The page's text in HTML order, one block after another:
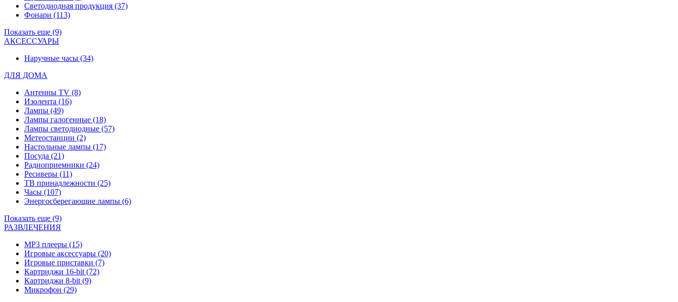
Светодиодная продукция (37)
Фонари (113)
Показать еще (9)
АКСЕССУАРЫ
Наручные часы (34)
ДЛЯ ДОМА
Антенны TV (8)
Изолента (16)
Лампы (49)
Лампы галогенные (18)
Лампы светодиодные (57)
Метеостанции (2)
Настольные лампы (17)
Посуда (21)
Радиоприемники (24)
Ресиверы (11)
ТВ принадлежности (25)
Часы (107)
Энергосберегающие лампы (6)
Показать еще (9)
РАЗВЛЕЧЕНИЯ
MP3 плееры (15)
Игровые аксессуары (20)
Игровые приставки (7)
Картриджи 16-bit (72)
Картриджи 8-bit (9)
Микрофон (29)